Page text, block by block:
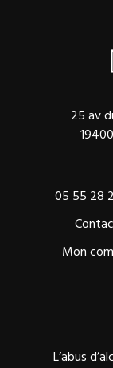
25 av
05 55 28
Mon
L’abus